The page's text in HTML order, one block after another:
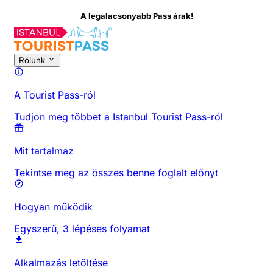
A legalacsonyabb Pass árak!
Rólunk
A Tourist Pass-ról
Tudjon meg többet a Istanbul Tourist Pass-ról
Mit tartalmaz
Tekintse meg az összes benne foglalt előnyt
Hogyan működik
Egyszerű, 3 lépéses folyamat
Alkalmazás letöltése